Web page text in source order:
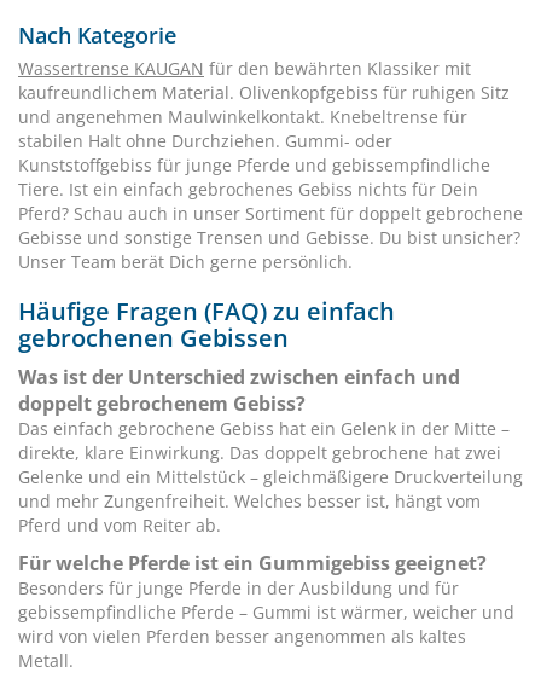
Nach Kategorie
Wassertrense KAUGAN für den bewährten Klassiker mit
kaufreundlichem Material. Olivenkopfgebiss für ruhigen Sitz
und angenehmen Maulwinkelkontakt. Knebeltrense für
stabilen Halt ohne Durchziehen. Gummi- oder
Kunststoffgebiss für junge Pferde und gebissempfindliche
Tiere. Ist ein einfach gebrochenes Gebiss nichts für Dein
Pferd? Schau auch in unser Sortiment für doppelt gebrochene
Gebisse und sonstige Trensen und Gebisse. Du bist unsicher?
Unser Team berät Dich gerne persönlich.
Häufige Fragen (FAQ) zu einfach
gebrochenen Gebissen
Was ist der Unterschied zwischen einfach und
doppelt gebrochenem Gebiss?
Das einfach gebrochene Gebiss hat ein Gelenk in der Mitte –
direkte, klare Einwirkung. Das doppelt gebrochene hat zwei
Gelenke und ein Mittelstück – gleichmäßigere Druckverteilung
und mehr Zungenfreiheit. Welches besser ist, hängt vom
Pferd und vom Reiter ab.
Für welche Pferde ist ein Gummigebiss geeignet?
Besonders für junge Pferde in der Ausbildung und für
gebissempfindliche Pferde – Gummi ist wärmer, weicher und
wird von vielen Pferden besser angenommen als kaltes
Metall.